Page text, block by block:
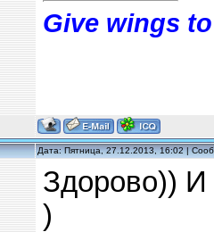
Give wings
Дата: Пятница, 27.12.2013, 16:02 |
Здорово)) И
)